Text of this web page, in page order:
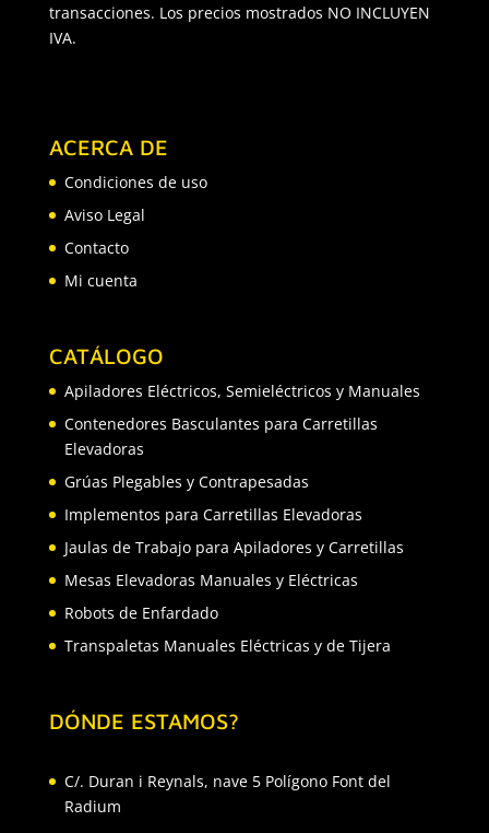
transacciones. Los precios mostrados NO INCLUYEN
IVA.
ACERCA DE
Condiciones de uso
Aviso Legal
Contacto
Mi cuenta
CATÁLOGO
Apiladores Eléctricos, Semieléctricos y Manuales
Contenedores Basculantes para Carretillas
Elevadoras
Grúas Plegables y Contrapesadas
Implementos para Carretillas Elevadoras
Jaulas de Trabajo para Apiladores y Carretillas
Mesas Elevadoras Manuales y Eléctricas
Robots de Enfardado
Transpaletas Manuales Eléctricas y de Tijera
DÓNDE ESTAMOS?
C/. Duran i Reynals, nave 5 Polígono Font del
Radium